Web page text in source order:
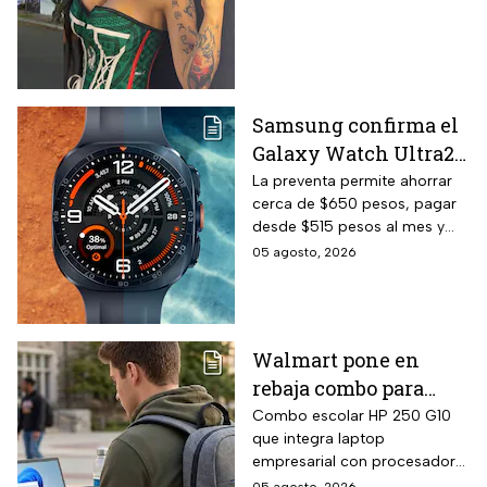
Samsung confirma el
Galaxy Watch Ultra2
en México y la
preventa termina el
20 de agosto de 2026:
precio oficial y cómo
La preventa permite ahorrar
cerca de $650 pesos, pagar
desde $515 pesos al mes y
obtener una correa de regalo
05 agosto, 2026
Walmart pone en
rebaja combo para
regreso a clases:
laptop HP 256GB SSD +
mochila con hasta 12
Combo escolar HP 250 G10
que integra laptop
empresarial con procesador